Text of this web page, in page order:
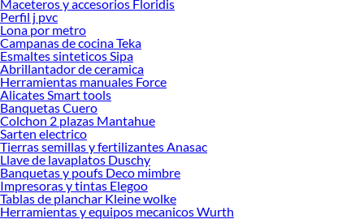
Explora la variedad de productos de Más Accesorios Moda en Sodimac
Herramientas, materiales y accesorios de calidad para tus proyectos y
renovación de espacios. ¡Visítanos y descubre todo lo que tenemos para
ofrecerte!
Encuentra una amplia variedad de productos de Más Accesorios Moda en
Sodimac. Encuentra todo lo necesario para tus proyectos de renovación y
decoración. ¡Visítanos y haz tus ideas realidad!
Maceteros y accesorios Floridis
Perfil j pvc
Lona por metro
Campanas de cocina Teka
Esmaltes sinteticos Sipa
Abrillantador de ceramica
Herramientas manuales Force
Alicates Smart tools
Banquetas Cuero
Colchon 2 plazas Mantahue
Sarten electrico
Tierras semillas y fertilizantes Anasac
Llave de lavaplatos Duschy
Banquetas y poufs Deco mimbre
Impresoras y tintas Elegoo
Tablas de planchar Kleine wolke
Herramientas y equipos mecanicos Wurth